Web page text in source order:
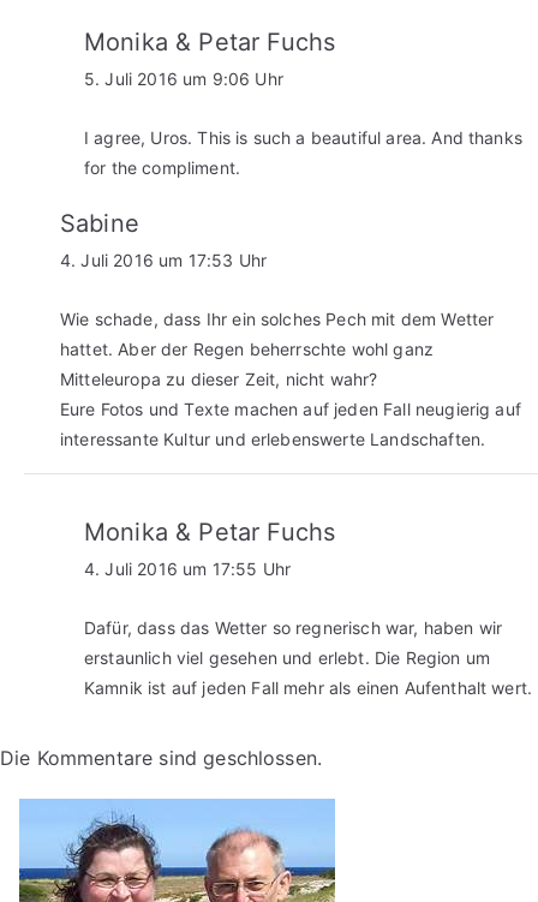
Monika & Petar Fuchs
5. Juli 2016 um 9:06 Uhr
I agree, Uros. This is such a beautiful area. And thanks
for the compliment.
Sabine
4. Juli 2016 um 17:53 Uhr
Wie schade, dass Ihr ein solches Pech mit dem Wetter
hattet. Aber der Regen beherrschte wohl ganz
Mitteleuropa zu dieser Zeit, nicht wahr?
Eure Fotos und Texte machen auf jeden Fall neugierig auf
interessante Kultur und erlebenswerte Landschaften.
Monika & Petar Fuchs
4. Juli 2016 um 17:55 Uhr
Dafür, dass das Wetter so regnerisch war, haben wir
erstaunlich viel gesehen und erlebt. Die Region um
Kamnik ist auf jeden Fall mehr als einen Aufenthalt wert.
Die Kommentare sind geschlossen.